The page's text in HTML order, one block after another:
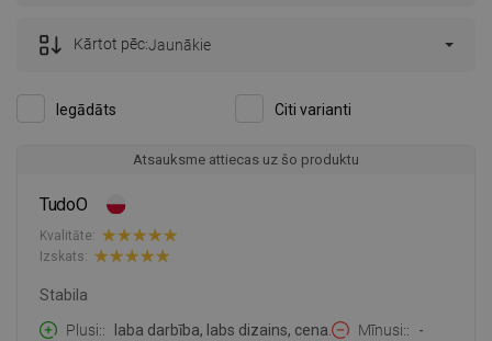
Iegādāts Citi varianti
Kārtot pēc:Jaunākie
Atsauksme attiecas uz šo produktu
TudoO
Kvalitāte:
Izskats:
Stabila
Plusi:
laba darbība, labs dizains, cena. Mīnusi: -